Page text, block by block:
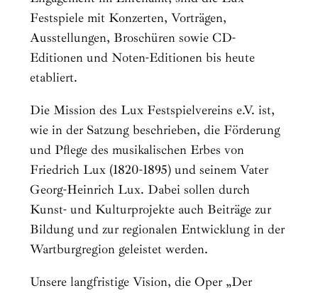
Festspiele mit Konzerten, Vorträgen,
Ausstellungen, Broschüren sowie CD-
Editionen und Noten-Editionen bis heute
etabliert.
Die Mission des Lux Festspielvereins e.V. ist,
wie in der Satzung beschrieben, die Förderung
und Pflege des musikalischen Erbes von
Friedrich Lux (1820-1895) und seinem Vater
Georg-Heinrich Lux. Dabei sollen durch
Kunst- und Kulturprojekte auch Beiträge zur
Bildung und zur regionalen Entwicklung in der
Wartburgregion geleistet werden.
Unsere langfristige Vision, die Oper „Der